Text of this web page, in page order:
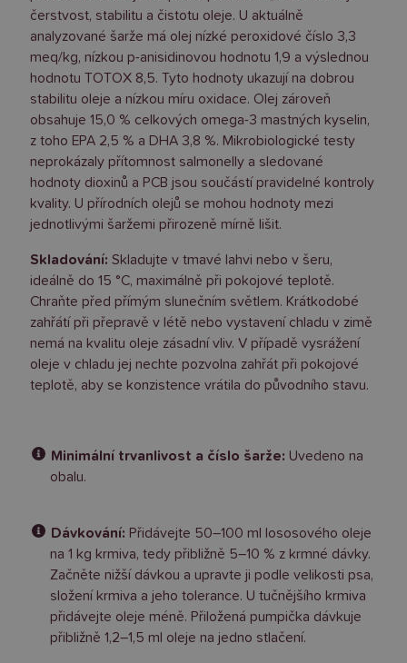
čerstvost, stabilitu a čistotu oleje. U aktuálně
analyzované šarže má olej nízké peroxidové číslo 3,3
meq/kg, nízkou p-anisidinovou hodnotu 1,9 a výslednou
hodnotu TOTOX 8,5. Tyto hodnoty ukazují na dobrou
stabilitu oleje a nízkou míru oxidace. Olej zároveň
obsahuje 15,0 % celkových omega-3 mastných kyselin,
z toho EPA 2,5 % a DHA 3,8 %. Mikrobiologické testy
neprokázaly přítomnost salmonelly a sledované
hodnoty dioxinů a PCB jsou součástí pravidelné kontroly
kvality. U přírodních olejů se mohou hodnoty mezi
jednotlivými šaržemi přirozeně mírně lišit.
Skladování: Skladujte v tmavé lahvi nebo v šeru,
ideálně do 15 °C, maximálně při pokojové teplotě.
Chraňte před přímým slunečním světlem. Krátkodobé
zahřátí při přepravě v létě nebo vystavení chladu v zimě
nemá na kvalitu oleje zásadní vliv. V případě vysrážení
oleje v chladu jej nechte pozvolna zahřát při pokojové
teplotě, aby se konzistence vrátila do původního stavu.
Minimální trvanlivost a číslo šarže: Uvedeno na
obalu.
Dávkování: Přidávejte 50–100 ml lososového oleje
na 1 kg krmiva, tedy přibližně 5–10 % z krmné dávky.
Začněte nižší dávkou a upravte ji podle velikosti psa,
složení krmiva a jeho tolerance. U tučnějšího krmiva
přidávejte oleje méně. Přiložená pumpička dávkuje
přibližně 1,2–1,5 ml oleje na jedno stlačení.